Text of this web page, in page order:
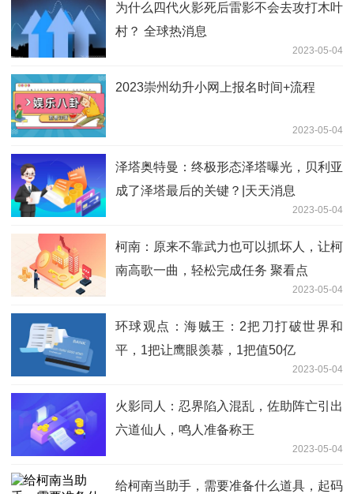
为什么四代火影死后雷影不会去攻打木叶
村？ 全球热消息
2023-05-04
2023崇州幼升小网上报名时间+流程
2023-05-04
泽塔奥特曼：终极形态泽塔曝光，贝利亚
成了泽塔最后的关键？|天天消息
2023-05-04
柯南：原来不靠武力也可以抓坏人，让柯
南高歌一曲，轻松完成任务 聚看点
2023-05-04
环球观点：海贼王：2把刀打破世界和
平，1把让鹰眼羡慕，1把值50亿
2023-05-04
火影同人：忍界陷入混乱，佐助阵亡引出
六道仙人，鸣人准备称王
2023-05-04
给柯南当助手，需要准备什么道具，起码